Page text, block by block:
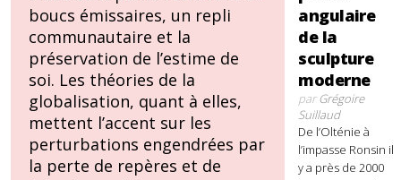
boucs émissaires, un repli
communautaire et la
préservation de l’estime de
soi. Les théories de la
globalisation, quant à elles,
mettent l’accent sur les
perturbations engendrées par
la perte de repères et de
angulaire
de la
sculpture
moderne
parGrégoire
Suillaud
De l’Olténie à
l’impasse Ronsin il
y a près de 2000